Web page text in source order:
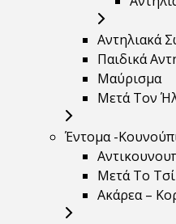
Αντηλιακά
Παιδικά
Μαύρισμα
Mετά Τον
Έντομα -
Μετά Το
Ακάρεα –